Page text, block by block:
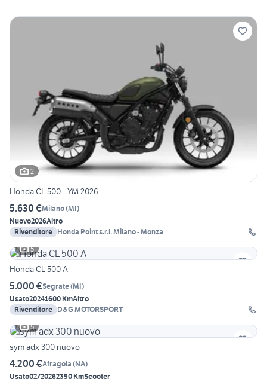
2
Honda CL 500 - YM 2026
5.630 €Milano(MI)
Nuovo2026Altro
Rivenditore Honda Point s.r.l. Milano - Monza
5
Honda CL 500 A
5.000 €Segrate(MI)
Usato20241600 KmAltro
Rivenditore D&G MOTORSPORT
5
sym adx 300 nuovo
4.200 €Afragola (NA)
Usato02/20262350 KmScooter